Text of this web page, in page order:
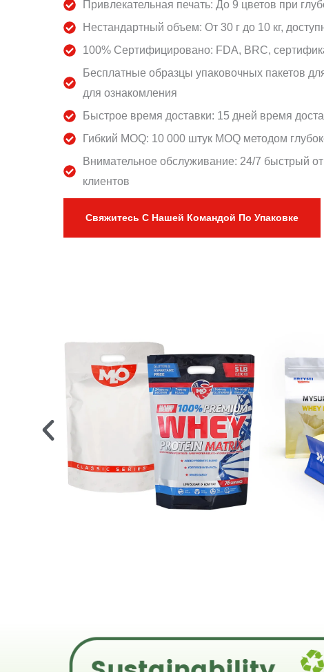
Привлекательная печать: До 9 цветов при
Нестандартный объем: От 30 г до 10 кг,
100% Сертифицировано: FDA, BRC,
Бесплатные образцы упаковочных пакетов
для ознакомления
Быстрое время доставки: 15 дней время
Гибкий MOQ: 10 000 штук MOQ методом
Внимательное обслуживание: 24/7 быстрый
клиентов
Свяжитесь С Нашей Командой По Упаковке